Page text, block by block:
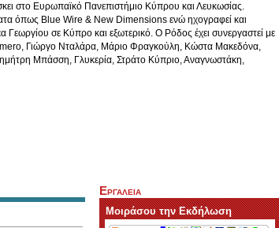
στο Eυρωπαϊκό Πανεπιστήμιο Κύπρου και Λευκωσίας.
όπως Blue Wire & New Dimensions ενώ ηχογραφεί και
Γεωργίου σε Κύπρο και εξωτερικό. Ο Ρόδος έχει συνεργαστεί με
Γιώργο Νταλάρα, Μάριο Φραγκούλη, Κώστα Μακεδόνα,
Μπάσση, Γλυκερία, Στράτο Κύπριο, Αναγνωστάκη,
Εργαλεια
Μοιράσου την Εκδήλωση